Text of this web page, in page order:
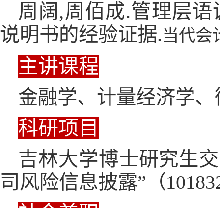
周阔,周佰成.管理层
说明书的经验证据.当代会
主讲课程
金融学、计量经济学
科研项目
吉林大学博士研究生
司风险信息披露”（